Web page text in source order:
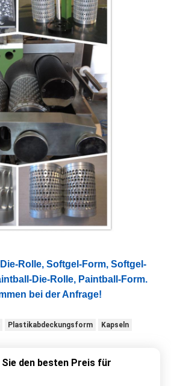
Rolle, Softgel-Form, Softgel-
Die-Rolle, Paintball-Form.
bei der Anfrage!
Plastikabdeckungsform Kapseln
Sie den besten Preis für